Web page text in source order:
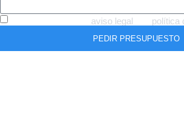
aviso legal política
PEDIR PRESUPUESTO